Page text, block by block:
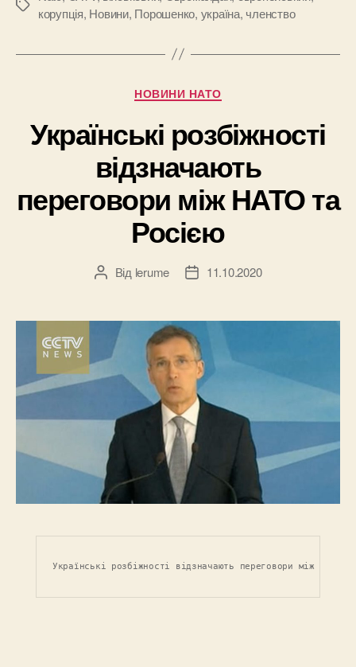
Позначки
корупція, Новини, Порошенко, україна, членство
Категорії
НОВИНИ НАТО
Українські розбіжності
відзначають
переговори між НАТО та
Росією
Автор
Від lerume
Дата11.10.2020
Українські розбіжності відзначають переговори між НАТО